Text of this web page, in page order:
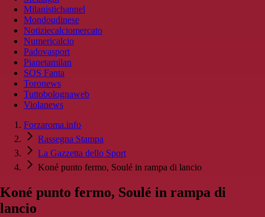
Milanistichannel
Mondoudinese
Notiziecalciomercato
Numericalcio
Padovasport
Pianetamilan
SOS Fanta
Toronews
Tuttobolognaweb
Violanews
Forzaroma.info
Rassegna Stampa
La Gazzetta dello Sport
Koné punto fermo, Soulé in rampa di lancio
Koné punto fermo, Soulé in rampa di
lancio